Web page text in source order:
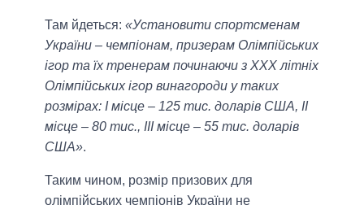
Там йдеться: «Установити спортсменам
України – чемпіонам, призерам Олімпійських
ігор та їх тренерам починаючи з ХХХ літніх
Олімпійських ігор винагороди у таких
розмірах: I місце – 125 тис. доларів США, II
місце – 80 тис., III місце – 55 тис. доларів
США».
Таким чином, розмір призових для
олімпійських чемпіонів України не